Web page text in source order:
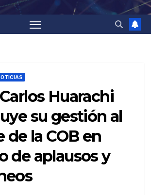
Huarachi
su gestión al
de la COB en
de aplausos y